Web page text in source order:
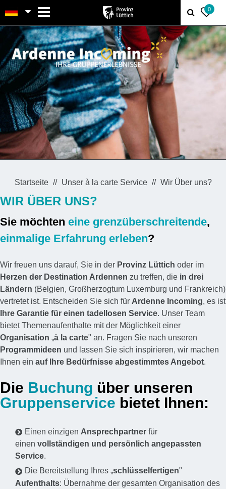
0
Startseite Unser à la carte Service Wir Über uns?
WIR ÜBER UNS?
Sie möchten eine grenzüberschreitende,
einmalige Erfahrung erleben?
Wir freuen uns darauf, Sie in der Provinz Lüttich oder im
Herzen der Destination Ardennen zu treffen, die in drei
Ländern (Belgien, Großherzogtum Luxemburg und Frankreich)
vertretet ist. Entscheiden Sie sich für Ardenne Incoming, es ist
Ihre Garantie für einen tadellosen Service. Unser Team
bietet Themenaufenthalte mit der Möglichkeit einer
Organisation „à la carte" an. Fragen Sie nach unseren
Programmideen und lassen Sie sich inspirieren, wir machen
Ihnen ein auf Ihre Bedürfnisse abgestimmtes Angebot.
Die Buchung über unseren
Gruppenservice bietet Ihnen:
Einen einzigen Ansprechpartner für
einen vollständigen und persönlich angepassten
Service.
Die Bereitstellung Ihres „schlüsselfertigen"
Aufenthalts: Übernahme der gesamten Organisation des